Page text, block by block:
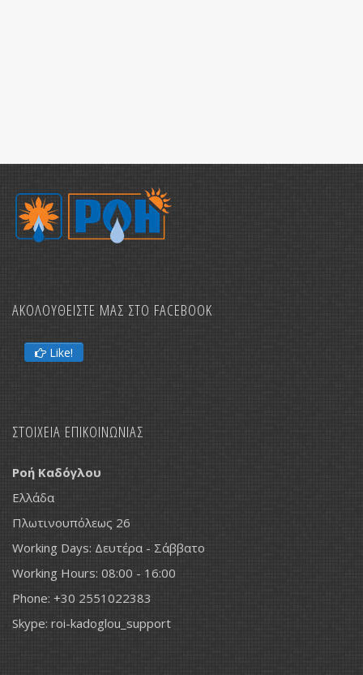
ΑΚΟΛΟΥΘΕΙΣΤΕ ΜΑΣ ΣΤΟ FACEBOOK
Like!
ΣΤΟΙΧΕΙΑ ΕΠΙΚΟΙΝΩΝΙΑΣ
Ροή Καδόγλου
Ελλάδα
Πλωτινουπόλεως 26
Working Days: Δευτέρα - Σάββατο
Working Hours: 08:00 - 16:00
Phone: +30 2551022383
Skype: roi-kadoglou_support